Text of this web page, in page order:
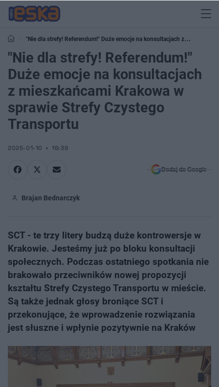
"Nie dla strefy! Referendum!" Duże emocje na konsultacjach z
mieszkańcami Krakowa w sprawie Strefy Czystego Transportu
"Nie dla strefy! Referendum!"
Duże emocje na konsultacjach
z mieszkańcami Krakowa w
sprawie Strefy Czystego
Transportu
2025-01-10 16:39
Dodaj do Google
Brajan Bednarczyk
SCT - te trzy litery budzą duże kontrowersje w
Krakowie. Jesteśmy już po bloku konsultacji
społecznych. Podczas ostatniego spotkania nie
brakowało przeciwników nowej propozycji
kształtu Strefy Czystego Transportu w mieście.
Są także jednak głosy broniące SCT i
przekonujące, że wprowadzenie rozwiązania
jest słuszne i wpłynie pozytywnie na Kraków